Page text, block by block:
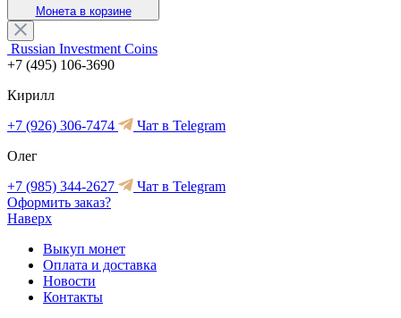
Монета в корзине
Russian Investment Coins
+7 (495) 106-3690
Кирилл
+7 (926) 306-7474
Чат в Telegram
Олег
+7 (985) 344-2627
Чат в Telegram
Оформить заказ?
Наверх
Выкуп монет
Оплата и доставка
Новости
Контакты